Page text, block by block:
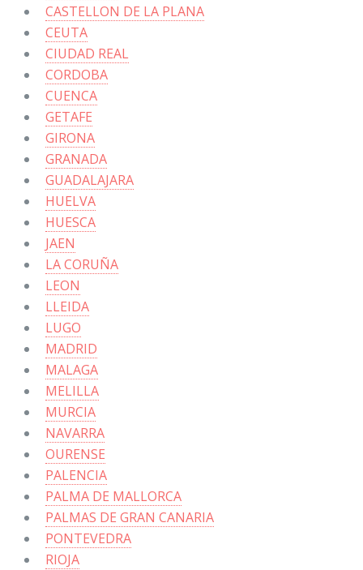
CASTELLON DE LA PLANA
CEUTA
CIUDAD REAL
CORDOBA
CUENCA
GETAFE
GIRONA
GRANADA
GUADALAJARA
HUELVA
HUESCA
JAEN
LA CORUÑA
LEON
LLEIDA
LUGO
MADRID
MALAGA
MELILLA
MURCIA
NAVARRA
OURENSE
PALENCIA
PALMA DE MALLORCA
PALMAS DE GRAN CANARIA
PONTEVEDRA
RIOJA